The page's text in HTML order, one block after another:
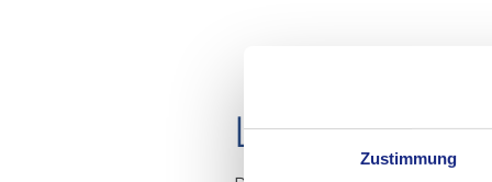
Zustimmung
La réponse